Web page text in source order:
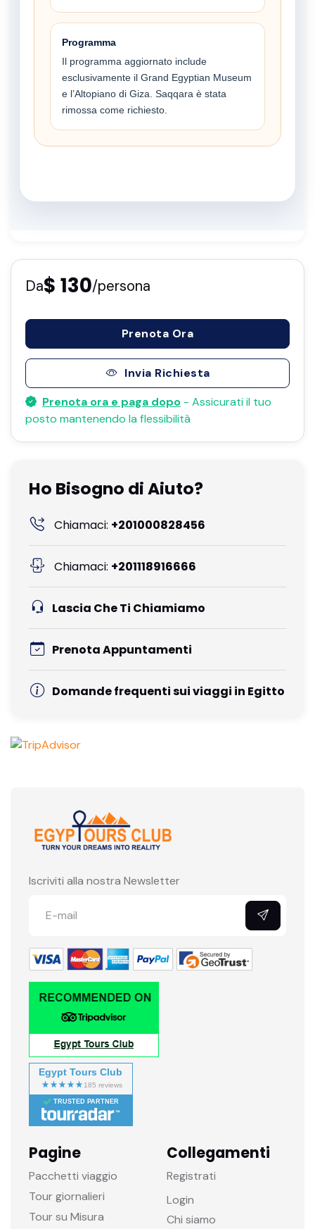
Programma
Il programma aggiornato include
esclusivamente il Grand Egyptian Museum
e l’Altopiano di Giza. Saqqara è stata
rimossa come richiesto.
Da$ 130/persona
Prenota Ora
Invia Richiesta
Prenota ora e paga dopo - Assicurati il ​​tuo
posto mantenendo la flessibilità
Ho Bisogno di Aiuto?
Chiamaci: +201000828456
Chiamaci: +201118916666
Lascia Che Ti Chiamiamo
Prenota Appuntamenti
Domande frequenti sui viaggi in Egitto
Iscriviti alla nostra Newsletter
Egypt Tours Club
TRUSTED PARTNER
Pagine
Pacchetti viaggio
Tour giornalieri
Tour su Misura
Collegamenti
Registrati
Login
Chi siamo